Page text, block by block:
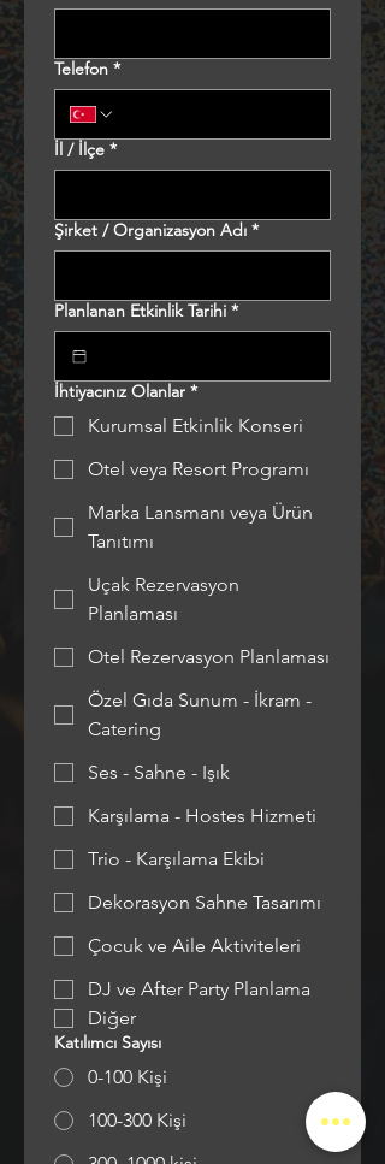
Telefon *
İl / İlçe *
Şirket / Organizasyon Adı *
Planlanan Etkinlik Tarihi *
İhtiyacınız Olanlar *
Kurumsal Etkinlik Konseri
Otel veya Resort Programı
Marka Lansmanı veya Ürün
Tanıtımı
Uçak Rezervasyon
Planlaması
Otel Rezervasyon Planlaması
Özel Gıda Sunum - İkram -
Catering
Ses - Sahne - Işık
Karşılama - Hostes Hizmeti
Trio - Karşılama Ekibi
Dekorasyon Sahne Tasarımı
Çocuk ve Aile Aktiviteleri
DJ ve After Party Planlama
Diğer
Katılımcı Sayısı
0-100 Kişi
100-300 Kişi